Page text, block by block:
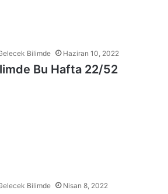
Bilimde Haziran 10, 2022
Bu Hafta 22/52
Bilimde Nisan 8, 2022